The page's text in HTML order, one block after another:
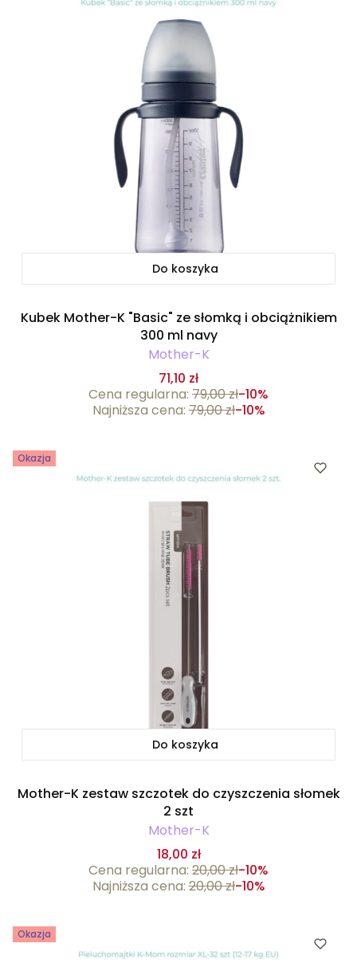
Do koszyka
Kubek Mother-K "Basic" ze słomką i obciążnikiem
300 ml navy
Mother-K
71,10 zł
Cena regularna: 79,00 zł-10%
Najniższa cena:79,00 zł-10%
Okazja
Do koszyka
Mother-K zestaw szczotek do czyszczenia słomek
2 szt
Mother-K
18,00 zł
Cena regularna: 20,00 zł-10%
Najniższa cena:20,00 zł-10%
Okazja